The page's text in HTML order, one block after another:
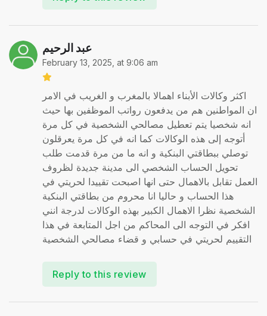
عبد الرحيم
February 13, 2025, at 9:06 am
اكثر وكالات الأبناء اهمالا بالمغرب و الغريب في الامر
ان المواطنين هم من يدفعون رواتب الموظفين بها حيث
انه شخصيا يتم تعطيل مصالحي الشخصية في كل مرة
أتوجه إلى هذه الوكالات كما انه في كل مرة يعرقلون
توصلي ببطاقتي البنكية و انه ما من مرة قدمت طلب
تحويل الحساب الشخصي الى مدينة جديدة لظروف
العمل تقابل بالاهمال حتى انها اصبحت تقييدا لحريتي في
هذا الحساب و حاليا انا محروم من بطاقتي البنكية
الشخصية نظرا الاهمال الكبير بهذه الوكالات لدرجة انني
افكر في التوجه الى المحاكم من اجل المتابعة في هذا
التقييم لحريتي في حسابي و قضاء مصالحي الشخصية
Reply to this review